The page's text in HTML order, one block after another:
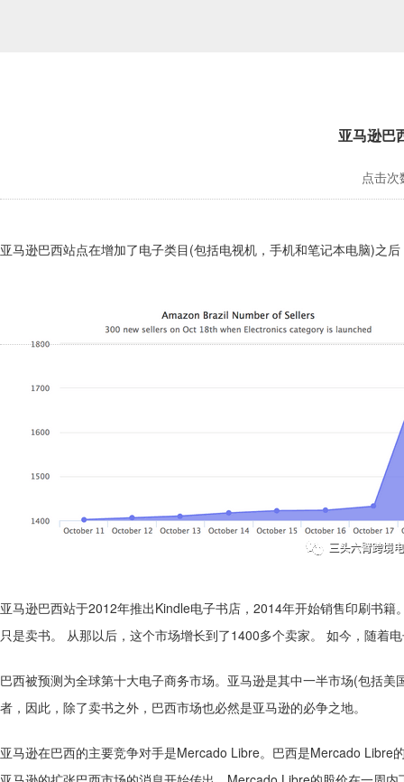
亚马逊巴
点击次
亚马逊巴西站点在增加了电子类目(包括电视机，手机和笔记本电脑)之
亚马逊巴西站于2012年推出Kindle电子书店，2014年开始销售印刷书
只是卖书。 从那以后，这个市场增长到了1400多个卖家。 如今，随着
巴西被预测为全球第十大电子商务市场。亚马逊是其中一半市场(包括
者，因此，除了卖书之外，巴西市场也必然是亚马逊的必争之地。
亚马逊在巴西的主要竞争对手是Mercado Libre。巴西是Mercado Libre